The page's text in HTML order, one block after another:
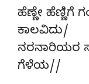
ಹೆಣ್ಣೇ ಹೆಣ್ಣಿಗೆ
ಕಾಲವಿದು/
ನರನಾರಿಯರ
ಗೆಳೆಯ//